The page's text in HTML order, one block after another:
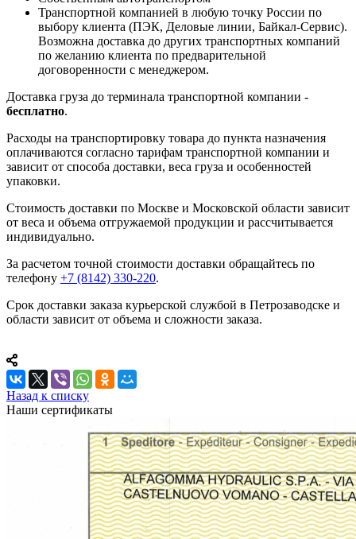
Транспортной компанией в любую точку России по
выбору клиента (ПЭК, Деловые линии, Байкал-Сервис).
Возможна доставка до других транспортных компаний
по желанию клиента по предварительной
договоренности с менеджером.
Доставка груза до терминала транспортной компании -
бесплатно.
Расходы на транспортировку товара до пункта назначения
оплачиваются согласно тарифам транспортной компании и
зависит от способа доставки, веса груза и особенностей
упаковки.
Стоимость доставки по Москве и Московской области зависит
от веса и объема отгружаемой продукции и рассчитывается
индивидуально.
За расчетом точной стоимости доставки обращайтесь по
телефону +7 (8142) 330-220.
Срок доставки заказа курьерской службой в Петрозаводске и
области зависит от объема и сложности заказа.
Назад к списку
Наши сертификаты